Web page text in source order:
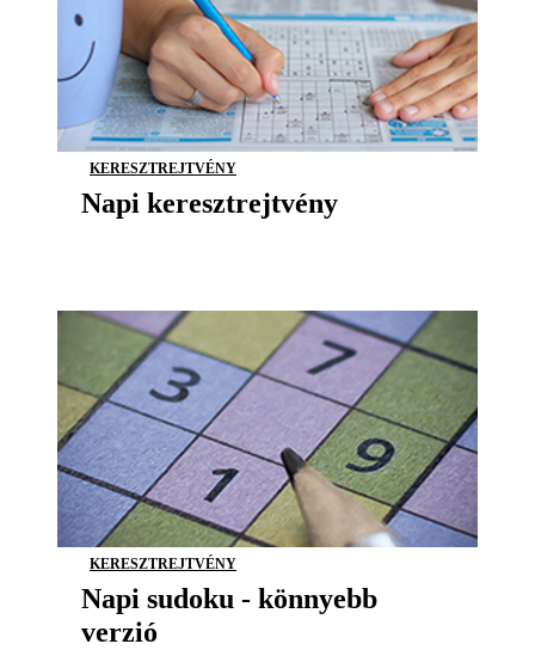
KERESZTREJTVÉNY
Napi keresztrejtvény
KERESZTREJTVÉNY
Napi sudoku - könnyebb
verzió